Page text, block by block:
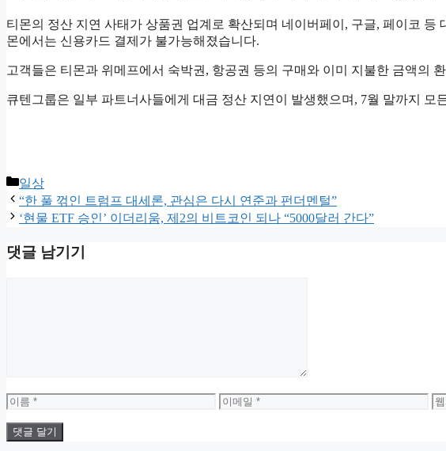
티몬의 정산 지연 사태가 상품권 업계로 확산되며 네이버페이, 구글, 페이코 등
몬에서는 신용카드 결제가 불가능해졌습니다.
고객들은 티몬과 위메프에서 숙박권, 항공권 등의 구매와 이미 지불한 금액의
큐텐그룹은 일부 파트너사들에게 대금 정산 지연이 발생했으며, 7월 말까지 모
카
테
고
일상
“한 풀 꺾인 트럼프 대세론, 관심은 다시 연준과 펀더멘털”
‘현물 ETF 승인’ 이더리움, 제2의 비트코인 되나 “5000달러 간다”
댓글 남기기
이
이
웹